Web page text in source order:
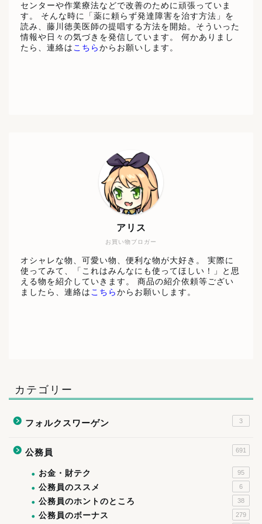
センターや作業療法などで改善のために頑張っていま
す。 そんな時に「薬に頼らず発達障害を治す方法」を
読み、藤川徳美医師の提唱する方法を開始。そういった
情報や日々の気づきを発信しています。 何かありまし
たら、連絡は こちら からお願いします。
お買い物ブロガー
アリス
オシャレな物、可愛い物、便利な物が大好き。 実際に
使ってみて、「これはみんなにも使ってほしい！」と思
える物を紹介していきます。 商品の紹介依頼等ござい
ましたら、連絡は こちら からお願いします。
カテゴリー
フォルクスワーゲン 3
公務員 691
お金・財テク 95
公務員のススメ 6
公務員のホントのところ 38
公務員のボーナス 279